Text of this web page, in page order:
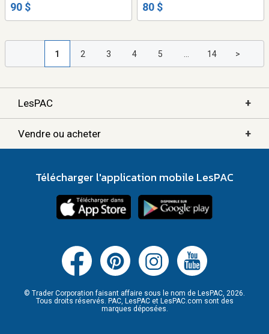
90 $ 80 $
1 2 3 4 5 14 >
LesPAC +
Vendre ou acheter +
Télécharger l'application mobile LesPAC
© Trader Corporation faisant affaire sous le nom de LesPAC, 2026.
Tous droits réservés. PAC, LesPAC et LesPAC.com sont des
marques déposées.